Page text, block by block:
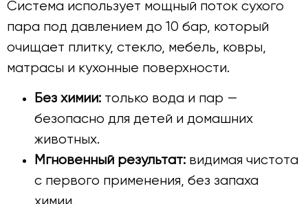
Система использует мощный поток сухого
пара под давлением до 10 бар, который
очищает плитку, стекло, мебель, ковры,
матрасы и кухонные поверхности.
Без химии: только вода и пар —
безопасно для детей и домашних
животных.
Мгновенный результат: видимая чистота
с первого применения, без запаха